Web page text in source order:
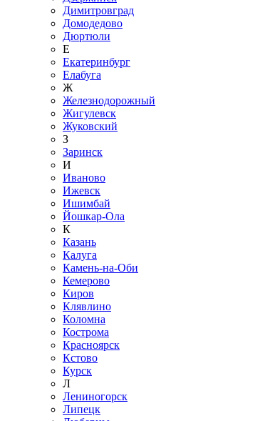
Димитровград
Домодедово
Дюртюли
Е
Екатеринбург
Елабуга
Ж
Железнодорожный
Жигулевск
Жуковский
З
Заринск
И
Иваново
Ижевск
Ишимбай
Йошкар-Ола
К
Казань
Калуга
Камень-на-Оби
Кемерово
Киров
Клявлино
Коломна
Кострома
Красноярск
Кстово
Курск
Л
Лениногорск
Липецк